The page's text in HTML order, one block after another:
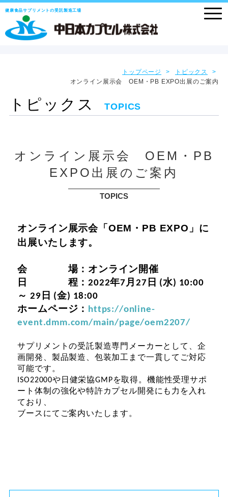
健康食品サプリメントの受託製造工場
トップページ
トピックス
オンライン展示会 OEM・PB EXPO出展のご案内
トピックス TOPICS
オンライン展示会 OEM・PB
EXPO出展のご案内
TOPICS
オンライン展示会「OEM・PB EXPO」に
出展いたします。
会 場：オンライン開催
日 程：2022年7月27日 (水) 10:00
～ 29日 (金) 18:00
ホームページ： https://online-
event.dmm.com/main/page/oem2207/
サプリメントの受託製造専門メーカーとして、企
画開発、製品製造、包装加工まで一貫してご対応
可能です。
ISO22000や日健栄協GMPを取得。機能性受理サポ
ート体制の強化や特許カプセル開発にも力を入れ
ており、
ブースにてご案内いたします。